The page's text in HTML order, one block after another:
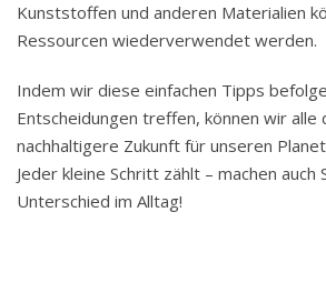
Kunststoffen und anderen Materialien
Ressourcen wiederverwendet werden.
Indem wir diese einfachen Tipps
Entscheidungen treffen, können wir alle
nachhaltigere Zukunft für unseren
Jeder kleine Schritt zählt – machen auch
Unterschied im Alltag!